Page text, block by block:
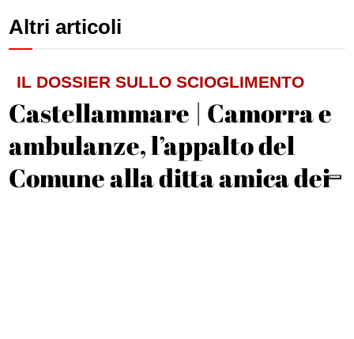
Altri articoli
IL DOSSIER SULLO SCIOGLIMENTO
Castellammare | Camorra e
ambulanze, l’appalto del
Comune alla ditta amica dei